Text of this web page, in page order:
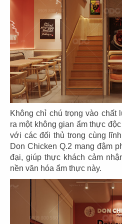
Không chỉ chú trọng vào chất
ra một không gian ẩm thực
với các đối thủ trong cùng
Don Chicken Q.2 mang đậm
đại, giúp thực khách cảm
nền văn hóa ẩm thực này.
EL GAUCHO
CN Lotte Mall - Tây Hồ
31
EL GAUCHO
CN Tràng Tiền, Hà Nội
EL GAUCHO
CN Đà Nẵng